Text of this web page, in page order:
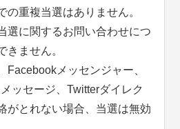
の重複当選はありません。
選に関するお問い合わせにつ
きません。
Facebookメッセンジャー、
ッセージ、Twitterダイレク
がとれない場合、当選は無効